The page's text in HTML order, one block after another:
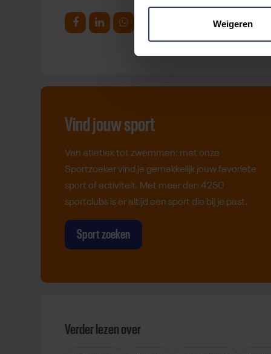
Weigeren
Deel op Facebook
Deel op LinkedinDeel op Whatsapp
Vind jouw sport
Van atletiek tot zwemmen: met onze
Sportzoeker vind je gemakkelijk jouw favoriete
sport of activiteit. Met meer dan 4250
sportclubs is er altijd een sport die bij je past.
Sport zoeken
Verder lezen over